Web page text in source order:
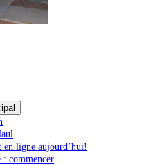
en ligne aujourd’hui!
: commencer